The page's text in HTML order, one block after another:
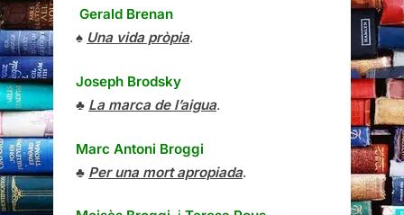
Gerald Brenan
♠ Una vida pròpia.
Joseph Brodsky
♣ La marca de l’aigua.
Marc Antoni Broggi
♣ Per una mort apropiada.